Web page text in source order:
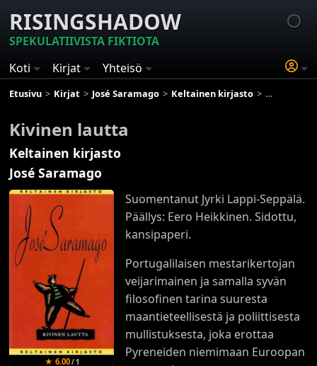
RISINGSHADOW
SPEKULATIIVISTA FIKTIOTA
Koti
Kirjat Yhteisö
Etusivu Kirjat José Saramago Keltainen kirjasto Kivinen
Kivinen lautta
Keltainen kirjasto
José Saramago
★ 6.00/1
Suomentanut Jyrki Lappi-Seppälä.
Päällys: Eero Heikkinen. Sidottu,
kansipaperi.
Portugalilaisen mestarikertojan
veijarimainen ja samalla syvän
filosofinen tarina suuresta
maantieteellisestä ja poliittisesta
mullistuksesta, joka erottaa
Pyreneiden niemimaan Euroopan